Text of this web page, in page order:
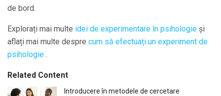
de bord.
Explorați mai multe idei de experimentare în psihologie și
aflați mai multe despre cum să efectuați un experiment de
psihologie .
Related Content
Introducere în metodele de cercetare